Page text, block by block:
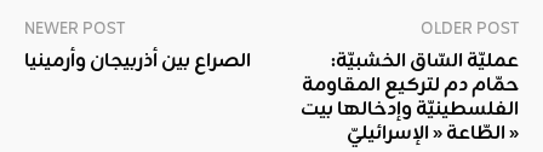
NEWER POST
الصراع بين أذربيجان وأرمينيا
OLDER POST
عمليّة السّاق الخشبيّة:
حمّام دم لتركيع المقاومة
الفلسطينيّة وإدخالها بيت
الطّاعة « الإسرائيليّ »